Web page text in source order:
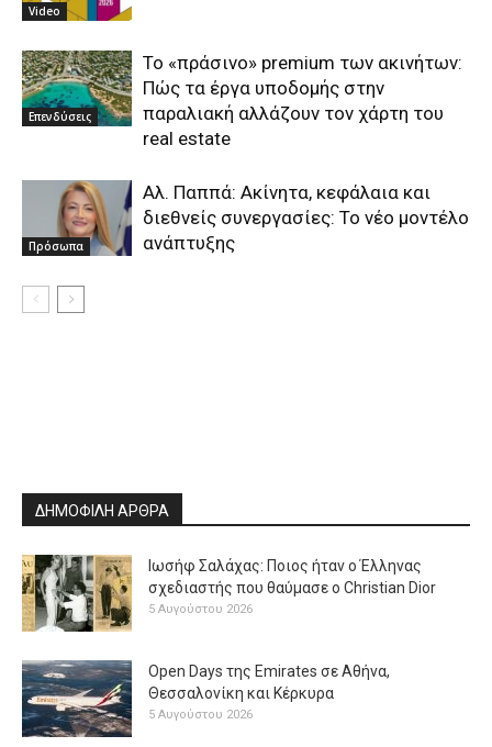
Video
Επενδύσεις
Το «πράσινο» premium των ακινήτων:
Πώς τα έργα υποδομής στην
παραλιακή αλλάζουν τον χάρτη του
real estate
Πρόσωπα
Αλ. Παππά: Ακίνητα, κεφάλαια και
διεθνείς συνεργασίες: Το νέο μοντέλο
ανάπτυξης
ΔΗΜΟΦΙΛΗ ΑΡΘΡΑ
Ιωσήφ Σαλάχας: Ποιος ήταν ο Έλληνας
σχεδιαστής που θαύμασε ο Christian Dior
5 Αυγούστου 2026
Open Days της Emirates σε Αθήνα,
Θεσσαλονίκη και Κέρκυρα
5 Αυγούστου 2026